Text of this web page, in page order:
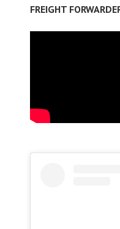
FREIGHT